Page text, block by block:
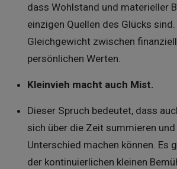
dass Wohlstand und materieller
einzigen Quellen des Glücks
Gleichgewicht zwischen
persönlichen Werten.
Kleinvieh macht auch Mist.
Dieser Spruch bedeutet, dass
sich über die Zeit summieren
Unterschied machen können. Es
der kontinuierlichen kleinen